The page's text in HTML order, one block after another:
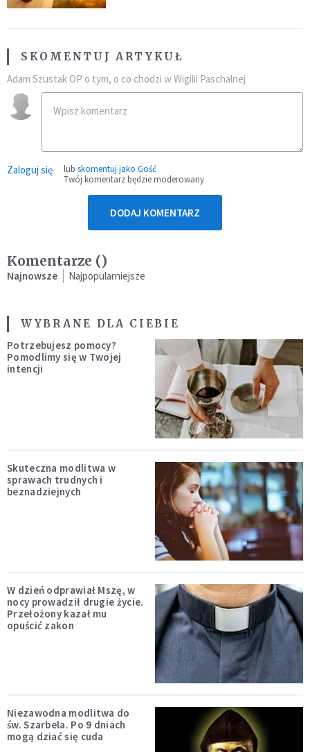
SKOMENTUJ ARTYKUŁ
Adam Szustak OP o tym, o co chodzi w Wigilii Paschalnej
Zaloguj się lub skomentuj jako Gość
Twój komentarz będzie moderowany
DODAJ KOMENTARZ
Komentarze ()
Najnowsze Najpopularniejsze
WYBRANE DLA CIEBIE
Potrzebujesz pomocy?
Pomodlimy się w Twojej
intencji
Skuteczna modlitwa w
sprawach trudnych i
beznadziejnych
W dzień odprawiał Mszę, w
nocy prowadził drugie życie.
Przełożony kazał mu
opuścić zakon
Niezawodna modlitwa do
św. Szarbela. Po 9 dniach
mogą dziać się cuda